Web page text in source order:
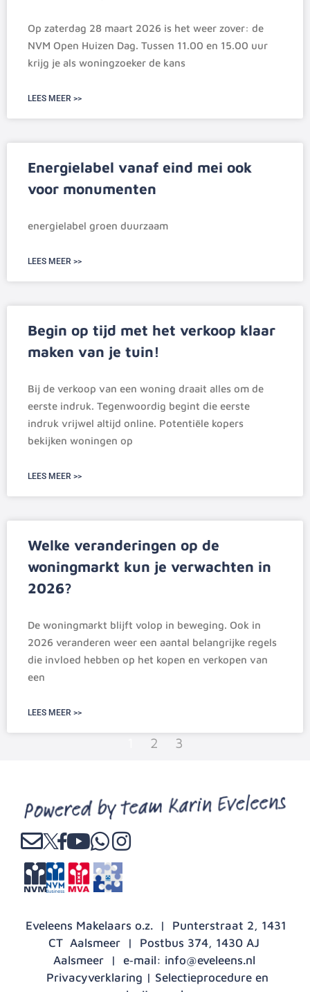
Op zaterdag 28 maart 2026 is het weer zover: de
NVM Open Huizen Dag. Tussen 11.00 en 15.00 uur
krijg je als woningzoeker de kans
LEES MEER >>
Energielabel vanaf eind mei ook
voor monumenten
energielabel groen duurzaam
LEES MEER >>
Begin op tijd met het verkoop klaar
maken van je tuin!
Bij de verkoop van een woning draait alles om de
eerste indruk. Tegenwoordig begint die eerste
indruk vrijwel altijd online. Potentiële kopers
bekijken woningen op
LEES MEER >>
Welke veranderingen op de
woningmarkt kun je verwachten in
2026?
De woningmarkt blijft volop in beweging. Ook in
2026 veranderen weer een aantal belangrijke regels
die invloed hebben op het kopen en verkopen van
een
LEES MEER >>
2 3
Eveleens Makelaars o.z. | Punterstraat 2, 1431
CT Aalsmeer | Postbus 374, 1430 AJ
Aalsmeer | e‑mail: info@eveleens.nl
Privacyverklaring | Selectieprocedure en